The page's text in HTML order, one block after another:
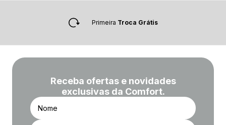
Primeira Troca Grátis
Receba ofertas e novidades
exclusivas da Comfort.